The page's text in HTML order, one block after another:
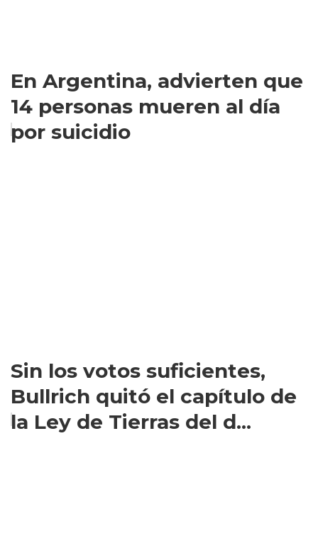
En Argentina, advierten que
14 personas mueren al día
por suicidio
Sin los votos suficientes,
Bullrich quitó el capítulo de
la Ley de Tierras del d...